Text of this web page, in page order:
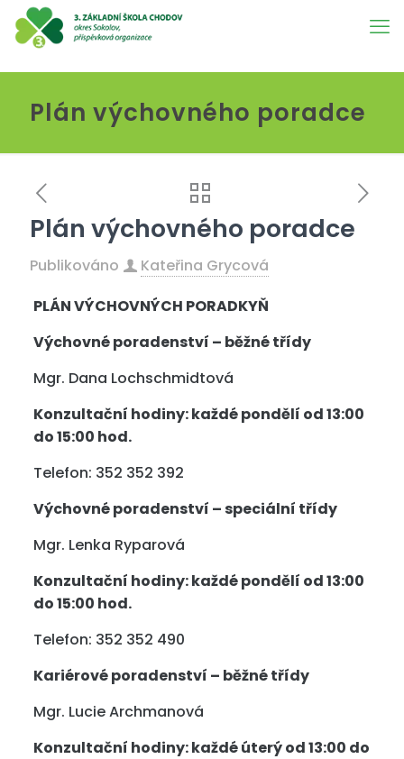
Plán výchovného poradce
Plán výchovného poradce
Publikováno
Kateřina Grycová
PLÁN VÝCHOVNÝCH PORADKYŇ
Výchovné poradenství – běžné třídy
Mgr. Dana Lochschmidtová
Konzultační hodiny: každé pondělí od 13:00
do 15:00 hod.
Telefon: 352 352 392
Výchovné poradenství – speciální třídy
Mgr. Lenka Ryparová
Konzultační hodiny: každé pondělí od 13:00
do 15:00 hod.
Telefon: 352 352 490
Kariérové poradenství – běžné třídy
Mgr. Lucie Archmanová
Konzultační hodiny: každé úterý od 13:00 do